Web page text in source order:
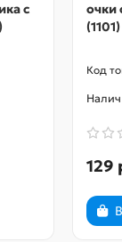
с
очки
(1101)
129